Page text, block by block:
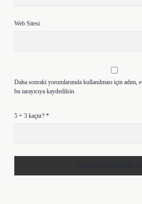
Web Sitesi
Daha sonraki yorumlarımda kullanılması için adım,
bu tarayıcıya kaydedilsin.
5 + 3 kaçtır? *